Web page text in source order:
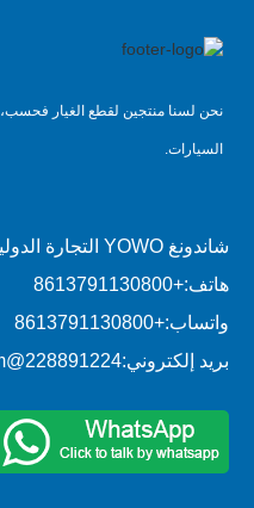
نحن لسنا منتجين لقطع الغيار
السيارات.
شاندونغ YOWO التجارة الدولية المحدودة
هاتف:+8613791130800
واتساب:+8613791130800
بريد إلكتروني:228891224@qq.com